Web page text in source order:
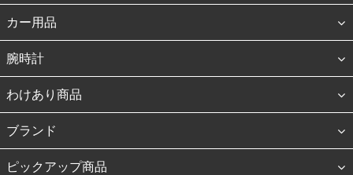
カー用品
腕時計
わけあり商品
ブランド
ピックアップ商品